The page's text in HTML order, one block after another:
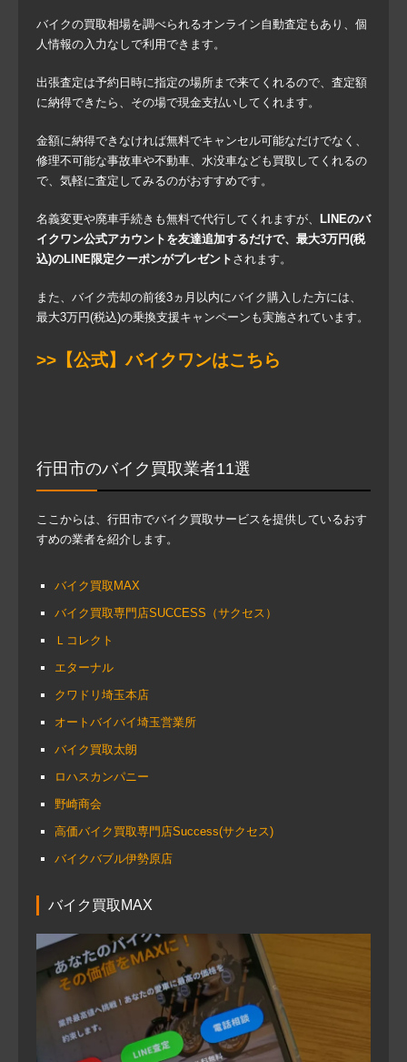
バイクの買取相場を調べられるオンライン自動査定もあり、個
人情報の入力なしで利用できます。
出張査定は予約日時に指定の場所まで来てくれるので、査定額
に納得できたら、その場で現金支払いしてくれます。
金額に納得できなければ無料でキャンセル可能なだけでなく、
修理不可能な事故車や不動車、水没車なども買取してくれるの
で、気軽に査定してみるのがおすすめです。
名義変更や廃車手続きも無料で代行してくれますが、
LINEのバ
イクワン公式アカウントを友達追加するだけで、最大3万円(税
込)のLINE限定クーポンがプレゼント されます。
また、バイク売却の前後3ヵ月以内にバイク購入した方には、
最大3万円(税込)の乗換支援キャンペーンも実施されています。
>>【公式】バイクワンはこちら
行田市のバイク買取業者11選
ここからは、行田市でバイク買取サービスを提供しているおす
すめの業者を紹介します。
バイク買取MAX
バイク買取専門店SUCCESS（サクセス）
Ｌコレクト
エターナル
クワドリ埼玉本店
オートバイバイ埼玉営業所
バイク買取太朗
ロハスカンパニー
野崎商会
高価バイク買取専門店Success(サクセス)
バイクバブル伊勢原店
バイク買取MAX